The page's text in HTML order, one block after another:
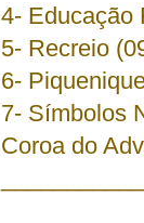
4- Educação
5- Recreio
6-
7- Símbolos
Coroa do